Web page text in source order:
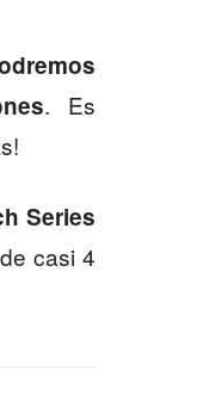
. Es
Series
casi 4